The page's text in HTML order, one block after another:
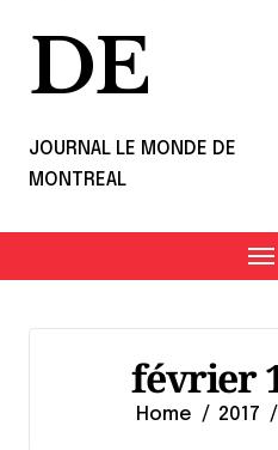
DE
JOURNAL LE MONDE DE
MONTREAL
février
Home 2017